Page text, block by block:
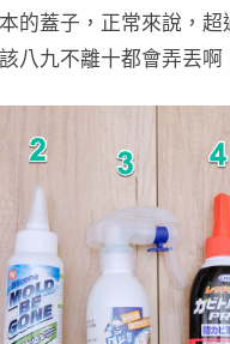
的蓋子，正常來說，超
八九不離十都會弄丟啊